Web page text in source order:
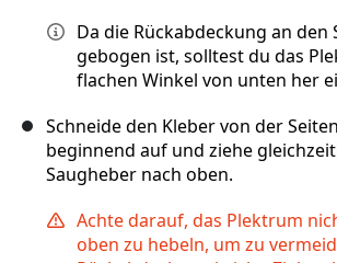
Da die Rückabdeckung an den
gebogen ist, solltest du das
flachen Winkel von unten her
Schneide den Kleber von der
beginnend auf und ziehe
Saugheber nach oben.
Achte darauf, das Plektrum
oben zu hebeln, um zu